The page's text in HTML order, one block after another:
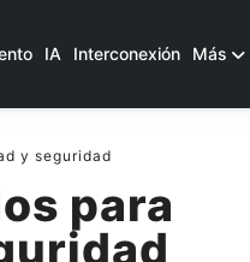
IA Interconexión Más
y seguridad
para